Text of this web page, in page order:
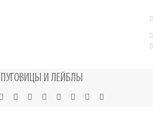
ПУГОВИЦЫ И ЛЕЙБЛЫ